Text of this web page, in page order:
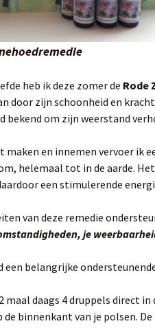
heb ik deze zomer de Rode
door zijn schoonheid en
bekend om zijn weerstand
maken en innemen vervoer ik
helemaal tot in de aarde.
een stimulerende
van deze remedie
je
een belangrijke
maal daags 4 druppels direct
de binnenkant van je polsen.